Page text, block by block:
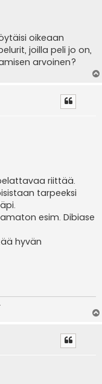
oikeaan
joilla peli jo on,
arvoinen?
riittää.
tarpeeksi
esim. Dibiase
hyvän